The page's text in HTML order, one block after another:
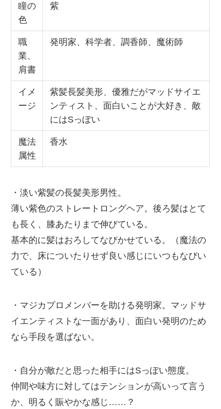
瞳の
色
紫
職
業、
肩書
発明家、科学者、調香師、魔術師
イメ
ージ
紫髪長髪美形、優雅だがマッドサイエ
ンティスト、面白いことが大好き、敵
にはSっぽい
魔法
属性
香水
・淡い紫髪の長髪美形男性。
薄い紫色のストレートロングヘア。後ろ髪はとて
も長く、膝あたりまで伸びている。
基本的に髪はおろしてなびかせている。（魔法の
力で、床についたりせず良い感じにいつもなびい
ている）
・マジカプロメンバーを助ける発明家。マッドサ
イエンティストな一面があり、面白い発明のため
なら手段を選ばない。
・自分が敵だと思った相手にはSっぽい態度。
仲間や味方に対してはテンションが高いって言う
か、明るく賑やかな感じ……？